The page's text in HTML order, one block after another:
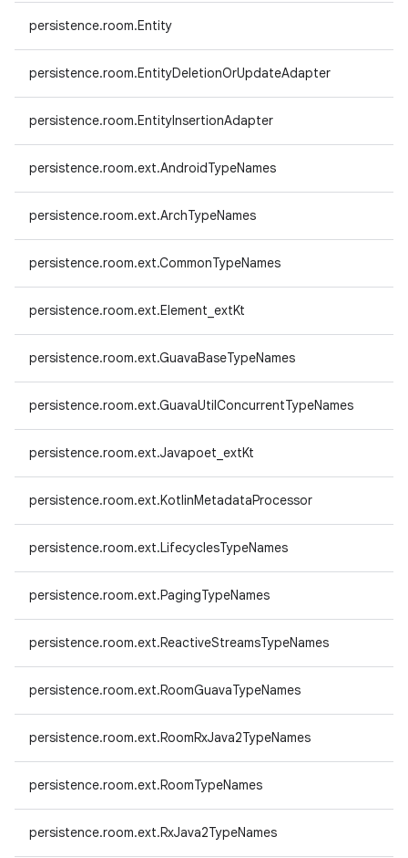
persistence.room.Entity
persistence.room.EntityDeletionOrUpdateAdapter
persistence.room.EntityInsertionAdapter
persistence.room.ext.AndroidTypeNames
persistence.room.ext.ArchTypeNames
persistence.room.ext.CommonTypeNames
persistence.room.ext.Element_extKt
persistence.room.ext.GuavaBaseTypeNames
persistence.room.ext.GuavaUtilConcurrentTypeNames
persistence.room.ext.Javapoet_extKt
persistence.room.ext.KotlinMetadataProcessor
persistence.room.ext.LifecyclesTypeNames
persistence.room.ext.PagingTypeNames
persistence.room.ext.ReactiveStreamsTypeNames
persistence.room.ext.RoomGuavaTypeNames
persistence.room.ext.RoomRxJava2TypeNames
persistence.room.ext.RoomTypeNames
persistence.room.ext.RxJava2TypeNames